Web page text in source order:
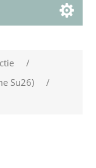
/
Su26)
/